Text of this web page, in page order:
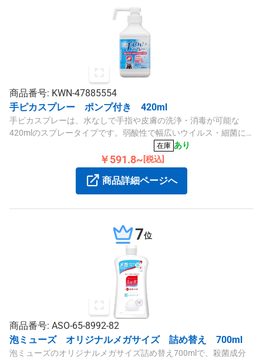
商品番号: KWN-47885554
手ピカスプレー ポンプ付き 420ml
手ピカスプレーは、水なしで手指や皮膚の洗浄・消毒が可能な
420mlのスプレータイプです。弱酸性で幅広いウイルス・細菌に
効果があり、保湿成分も配合しています。
在庫 あり
￥591.8~ [税込]
商品詳細ページへ
7位
商品番号: ASO-65-8992-82
泡ミューズ オリジナルメガサイズ 詰め替え 700ml
泡ミューズのオリジナルメガサイズ詰め替え700mlで、殺菌成分